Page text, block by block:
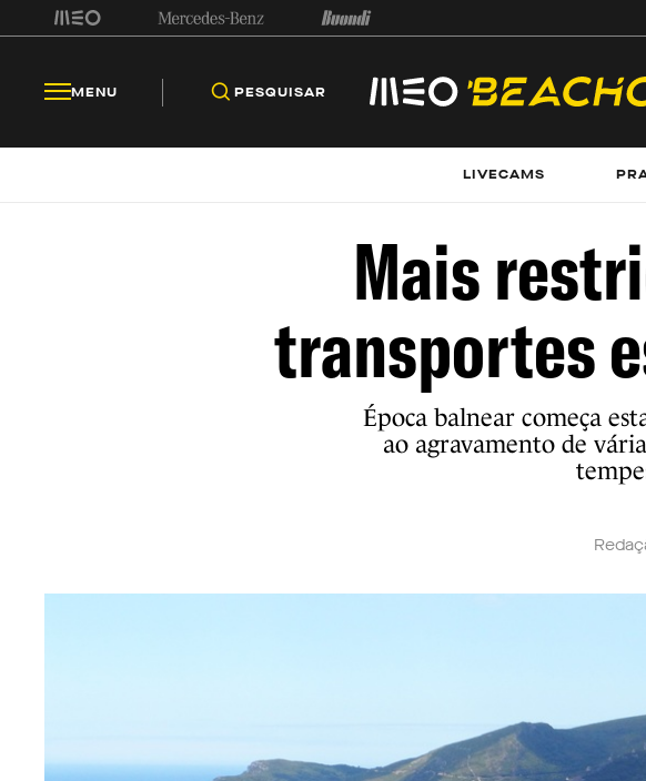
MENU PESQUISAR
LIVECAMS
Mais
transportes
Época balnear começa
ao agravamento de